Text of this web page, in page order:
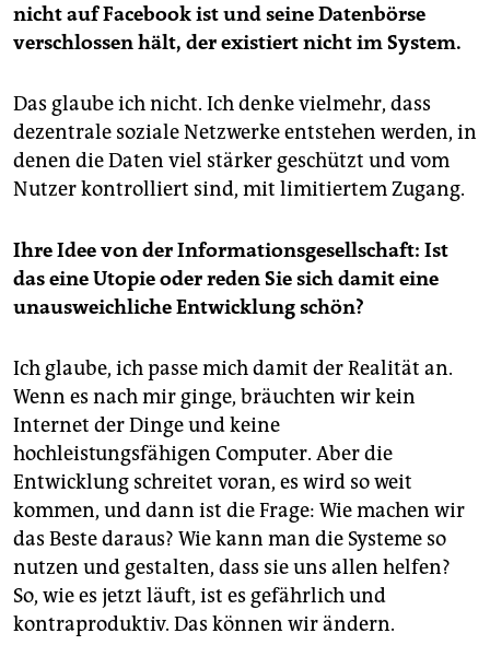
nicht auf Facebook ist und seine Datenbörse
verschlossen hält, der existiert nicht im System.
Das glaube ich nicht. Ich denke vielmehr, dass
dezentrale soziale Netzwerke entstehen werden, in
denen die Daten viel stärker geschützt und vom
Nutzer kontrolliert sind, mit limitiertem Zugang.
Ihre Idee von der Informationsgesellschaft: Ist
das eine Utopie oder reden Sie sich damit eine
unausweichliche Entwicklung schön?
Ich glaube, ich passe mich damit der Realität an.
Wenn es nach mir ginge, bräuchten wir kein
Internet der Dinge und keine
hochleistungsfähigen Computer. Aber die
Entwicklung schreitet voran, es wird so weit
kommen, und dann ist die Frage: Wie machen wir
das Beste daraus? Wie kann man die Systeme so
nutzen und gestalten, dass sie uns allen helfen?
So, wie es jetzt läuft, ist es gefährlich und
kontraproduktiv. Das können wir ändern.